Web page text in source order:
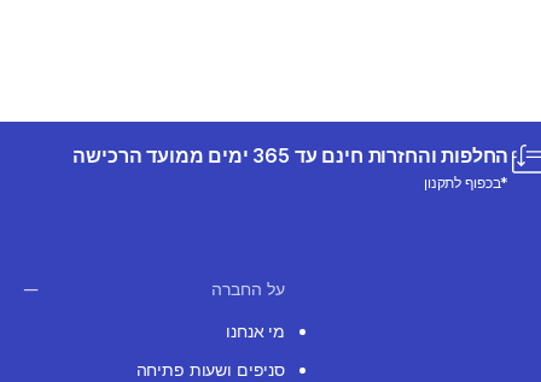
החלפות והחזרות חינם עד 365 ימים ממועד הרכישה
*בכפוף לתקנון
על החברה
מי אנחנו
סניפים ושעות פתיחה